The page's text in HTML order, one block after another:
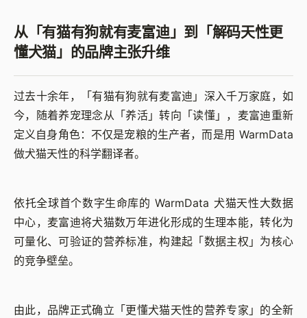
从「有猫有狗就有麦富迪」到「解码天性更
懂犬猫」的品牌主张升维
过去十余年，「有猫有狗就有麦富迪」深入千万家庭，如
今，随着养宠理念从「养活」转向「读懂」，麦富迪重新
定义自身角色：不仅是宠粮的生产者，而是用 WarmData
做犬猫天性的科学翻译者。
依托全球首个数字生命库的 WarmData 犬猫天性大数据
中心，麦富迪将犬猫数万年进化形成的生理本能，转化为
可量化、可验证的营养标准，构建起「数据主权」为核心
的竞争壁垒。
由此，品牌正式确立「更懂犬猫天性的营养专家」的全新